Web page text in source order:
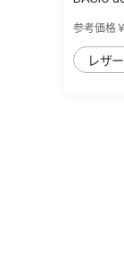
参考価格
レザー